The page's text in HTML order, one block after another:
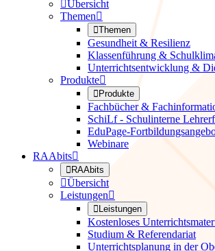
Übersicht
Themen
Themen
Gesundheit & Resilienz
Klassenführung &
Unterrichtsentwicklung &
Produkte
Produkte
Fachbücher &
SchiLf - Schulinterne
EduPage-
Webinare
RAAbits
RAAbits
Übersicht
Leistungen
Leistungen
Kostenloses
Studium & Referendariat
Unterrichtsplanung in der